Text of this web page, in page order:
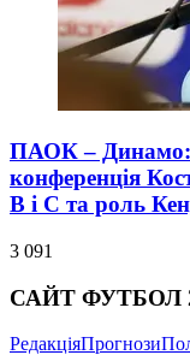
ПАОК – Динамо:
конференція
В і С та роль
3 091
САЙТ ФУТБОЛ
РедакціяПрогнози